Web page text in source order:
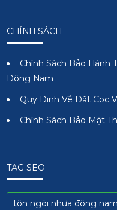
CHÍNH SÁCH
Chính Sách Bảo Hành
Đông Nam
Quy Định Về Đặt Cọc
Chính Sách Bảo Mật
TAG SEO
tôn ngói nhựa đông nam